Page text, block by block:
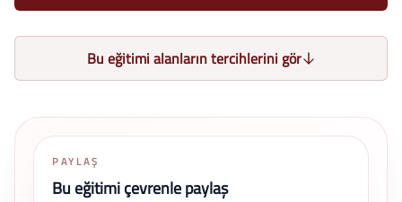
Bu eğitimi alanların tercihlerini gör
PAYLAŞ
Bu eğitimi çevrenle paylaş